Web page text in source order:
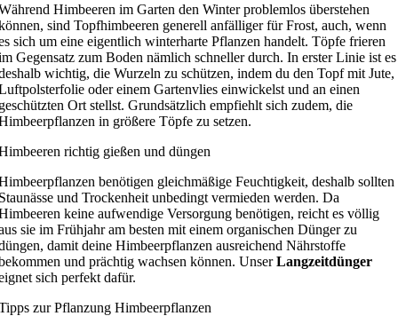
Himbeeren im Garten den Winter problemlos überstehen
sind Topfhimbeeren generell anfälliger für Frost, auch, wenn
sich um eine eigentlich winterharte Pflanzen handelt. Töpfe frieren
Gegensatz zum Boden nämlich schneller durch. In erster Linie ist es
wichtig, die Wurzeln zu schützen, indem du den Topf mit Jute,
oder einem Gartenvlies einwickelst und an einen
Ort stellst. Grundsätzlich empfiehlt sich zudem, die
in größere Töpfe zu setzen.
richtig gießen und düngen
benötigen gleichmäßige Feuchtigkeit, deshalb sollten
und Trockenheit unbedingt vermieden werden. Da
keine aufwendige Versorgung benötigen, reicht es völlig
sie im Frühjahr am besten mit einem organischen Dünger zu
damit deine Himbeerpflanzen ausreichend Nährstoffe
und prächtig wachsen können. UnserLangzeitdünger
sich perfekt dafür.
zur Pflanzung Himbeerpflanzen